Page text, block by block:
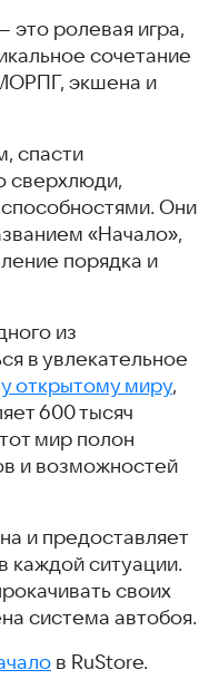
это ролевая игра,
сочетание
экшена и
спасти
сверхлюди,
Они
«Начало»,
порядка и
из
в увлекательное
открытому миру,
600 тысяч
мир полон
и возможностей
и предоставляет
каждой ситуации.
своих
система автобоя.
в RuStore.